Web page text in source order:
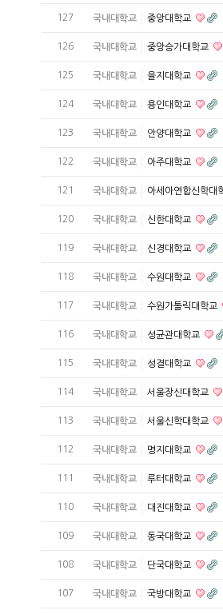
127 국내대학교 중앙대학교
126 국내대학교 중앙승가대학교
125 국내대학교 을지대학교
124 국내대학교 용인대학교
123 국내대학교 안양대학교
122 국내대학교 아주대학교
121 국내대학교 아세아연합신학대
120 국내대학교 신한대학교
119 국내대학교 신경대학교
118 국내대학교 수원대학교
117 국내대학교 수원가톨릭대학교
116 국내대학교 성균관대학교
115 국내대학교 성결대학교
114 국내대학교 서울장신대학교
113 국내대학교 서울신학대학교
112 국내대학교 명지대학교
111 국내대학교 루터대학교
110 국내대학교 대진대학교
109 국내대학교 동국대학교
108 국내대학교 단국대학교
107 국내대학교 국방대학교